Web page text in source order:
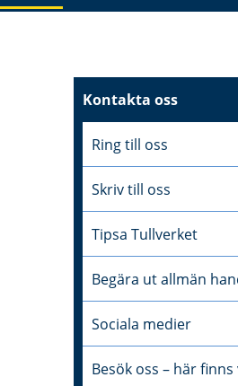
Kontakta oss
Ring till oss
Skriv till oss
Tipsa Tullverket
Begära ut allmän
Sociala medier
Besök oss – här finns